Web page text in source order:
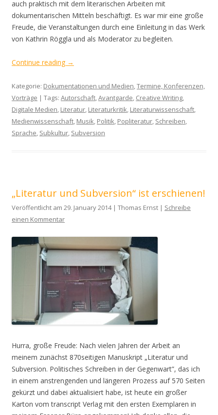
auch praktisch mit dem literarischen Arbeiten mit
dokumentarischen Mitteln beschäftigt. Es war mir eine große
Freude, die Veranstaltungen durch eine Einleitung in das Werk
von Kathrin Röggla und als Moderator zu begleiten.
Continue reading →
Kategorie: Dokumentationen und Medien,Termine, Konferenzen,
Vorträge | Tags: Autorschaft,Avantgarde, Creative Writing,
Digitale Medien, Literatur, Literaturkritik, Literaturwissenschaft,
Medienwissenschaft, Musik, Politik, Popliteratur, Schreiben,
Sprache, Subkultur, Subversion
„Literatur und Subversion“ ist erschienen!
Veröffentlicht am 29. January 2014 | Thomas Ernst | Schreibe
einen Kommentar
Hurra, große Freude: Nach vielen Jahren der Arbeit an
meinem zunächst 870seitigen Manuskript „Literatur und
Subversion. Politisches Schreiben in der Gegenwart”, das ich
in einem anstrengenden und längeren Prozess auf 570 Seiten
gekürzt und dabei aktualisiert habe, ist heute ein großer
Karton vom transcript Verlag mit den ersten Exemplaren in